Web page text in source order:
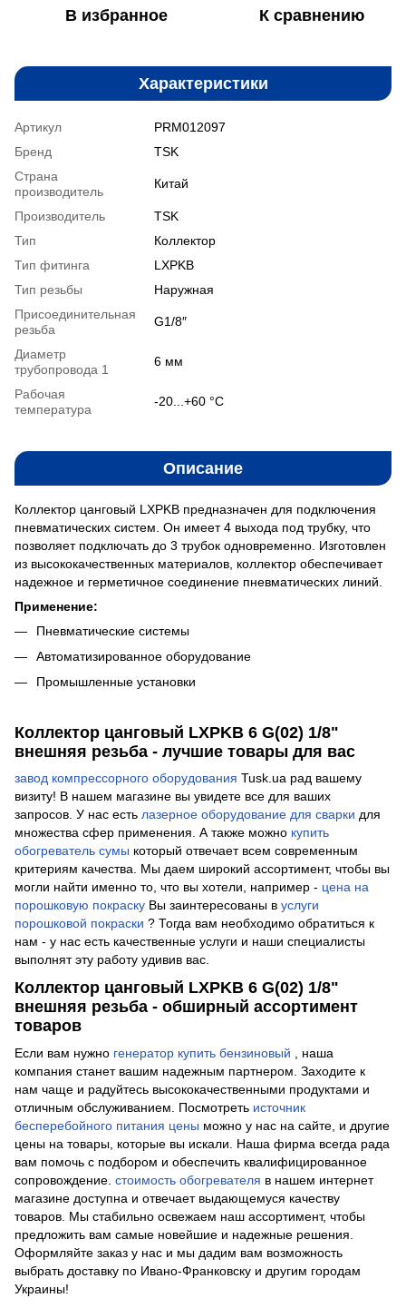
В избранное К сравнению
Характеристики
Артикул
PRM012097
Бренд
TSK
Страна
производитель
Китай
Производитель
TSK
Тип
Коллектор
Тип фитинга
LXPKB
Тип резьбы
Наружная
Присоединительная
резьба
G1/8″
Диаметр
трубопровода 1
6 мм
Рабочая
температура
-20...+60 °С
Описание
Коллектор цанговый LXPKB предназначен для подключения
пневматических систем. Он имеет 4 выхода под трубку, что
позволяет подключать до 3 трубок одновременно. Изготовлен
из высококачественных материалов, коллектор обеспечивает
надежное и герметичное соединение пневматических линий.
Применение:
Пневматические системы
Автоматизированное оборудование
Промышленные установки
Коллектор цанговый LXPKB 6 G(02) 1/8"
внешняя резьба - лучшие товары для вас
завод компрессорного оборудования Tusk.ua рад вашему
визиту! В нашем магазине вы увидете все для ваших
запросов. У нас есть лазерное оборудование для сварки для
множества сфер применения. А также можно купить
обогреватель сумы который отвечает всем современным
критериям качества. Мы даем широкий ассортимент, чтобы вы
могли найти именно то, что вы хотели, например - цена на
порошковую покраску Вы заинтересованы в услуги
порошковой покраски ? Тогда вам необходимо обратиться к
нам - у нас есть качественные услуги и наши специалисты
выполнят эту работу удивив вас.
Коллектор цанговый LXPKB 6 G(02) 1/8"
внешняя резьба - обширный ассортимент
товаров
Если вам нужно генератор купить бензиновый , наша
компания станет вашим надежным партнером. Заходите к
нам чаще и радуйтесь высококачественными продуктами и
отличным обслуживанием. Посмотреть источник
бесперебойного питания цены можно у нас на сайте, и другие
цены на товары, которые вы искали. Наша фирма всегда рада
вам помочь с подбором и обеспечить квалифицированное
сопровождение. стоимость обогревателя в нашем интернет
магазине доступна и отвечает выдающемуся качеству
товаров. Мы стабильно освежаем наш ассортимент, чтобы
предложить вам самые новейшие и надежные решения.
Оформляйте заказ у нас и мы дадим вам возможность
выбрать доставку по Ивано-Франковску и другим городам
Украины!